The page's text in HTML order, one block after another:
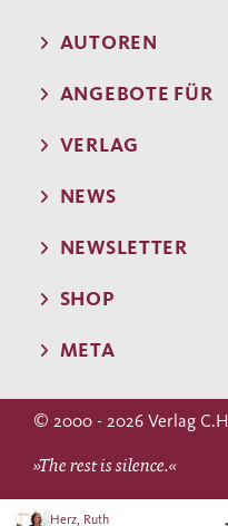
Herz, Ruth
AUTOREN
ANGEBOTE FÜR
VERLAG
NEWS
NEWSLETTER
SHOP
META
© 2000 - 2026 Verlag
»The rest is silence.«
WILLIAM SHAKESPEARE